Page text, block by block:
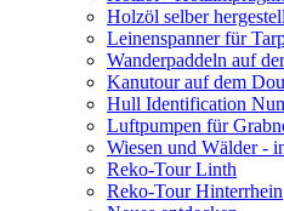
Holzöl selber
Leinenspanner für
Wanderpaddeln auf
Kanutour auf dem
Hull Identification
Luftpumpen für
Wiesen und Wälder -
Reko-Tour Linth
Reko-Tour Hinterrhein